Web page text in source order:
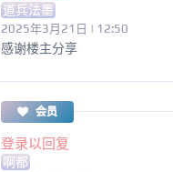
道兵法墨
2025年3月21日 | 12:50
感谢楼主分享
会员
登录以回复
啊都